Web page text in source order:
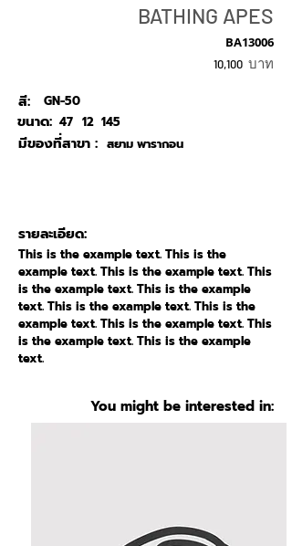
BATHING APES
BA13006
10,100 บาท
สี:
GN-50
47
ขนาด: 12 145
สยาม พารากอน
มีของที่สาขา :
รายละเอียด:
This is the example text. This is the
example text. This is the example text. This
is the example text. This is the example
text. This is the example text. This is the
example text. This is the example text. This
is the example text. This is the example
text.
You might be interested in: